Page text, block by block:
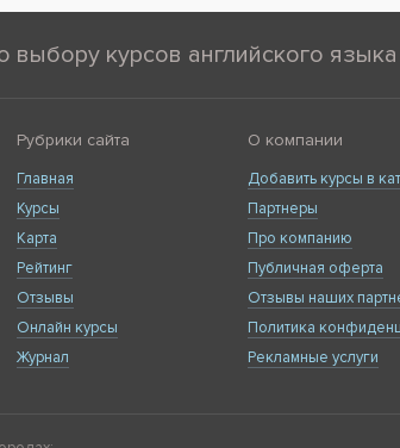
выбору курсов английского языка
Рубрики сайта
Главная
Курсы
Карта
Рейтинг
Отзывы
Онлайн курсы
Журнал
О компании
Добавить курсы в
Партнеры
Про компанию
Публичная оферта
Отзывы наших
Политика
Рекламные услуги